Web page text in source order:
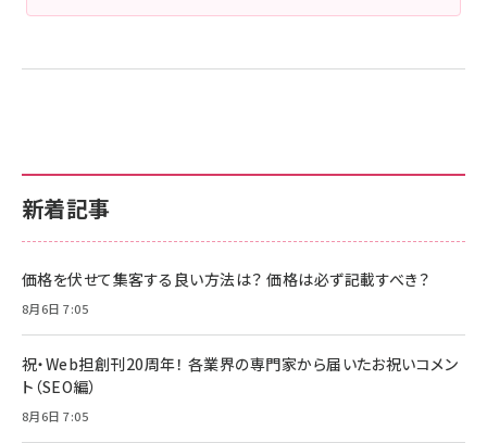
新着記事
価格を伏せて集客する良い方法は？ 価格は必ず記載すべき？
8月6日 7:05
祝・Web担創刊20周年！ 各業界の専門家から届いたお祝いコメン
ト（SEO編）
8月6日 7:05